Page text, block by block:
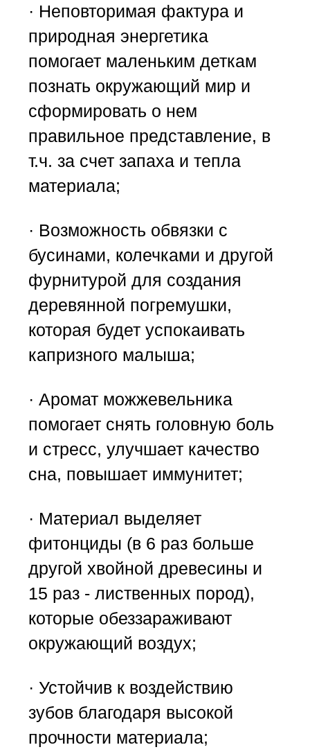
· Неповторимая фактура и
природная энергетика
помогает маленьким деткам
познать окружающий мир и
сформировать о нем
правильное представление, в
т.ч. за счет запаха и тепла
материала;
· Возможность обвязки с
бусинами, колечками и другой
фурнитурой для создания
деревянной погремушки,
которая будет успокаивать
капризного малыша;
· Аромат можжевельника
помогает снять головную боль
и стресс, улучшает качество
сна, повышает иммунитет;
· Материал выделяет
фитонциды (в 6 раз больше
другой хвойной древесины и
15 раз - лиственных пород),
которые обеззараживают
окружающий воздух;
· Устойчив к воздействию
зубов благодаря высокой
прочности материала;